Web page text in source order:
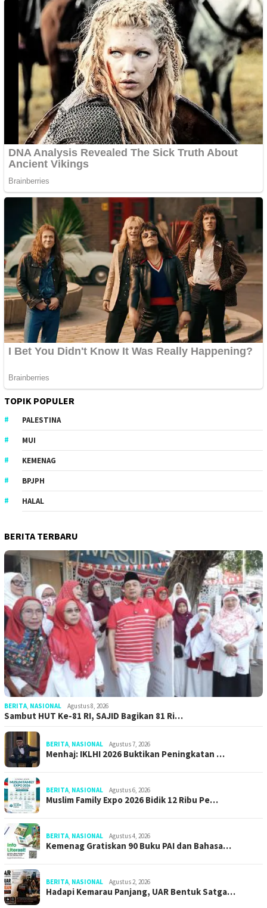
TOPIK POPULER
PALESTINA
MUI
KEMENAG
BPJPH
HALAL
BERITA TERBARU
BERITA, NASIONAL Agustus 8, 2026
Sambut HUT Ke-81 RI, SAJID Bagikan 81 Ri…
BERITA, NASIONAL Agustus 7, 2026
Menhaj: IKLHI 2026 Buktikan Peningkatan …
BERITA, NASIONAL Agustus 6, 2026
Muslim Family Expo 2026 Bidik 12 Ribu Pe…
BERITA, NASIONAL Agustus 4, 2026
Kemenag Gratiskan 90 Buku PAI dan Bahasa…
BERITA, NASIONAL Agustus 2, 2026
Hadapi Kemarau Panjang, UAR Bentuk Satga…